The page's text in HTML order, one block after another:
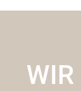
WIR